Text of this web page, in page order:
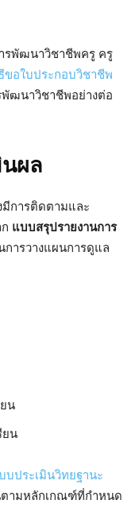
รพัฒนาวิชาชีพครู ครู
ขอใบประกอบวิชาชีพ
ฒนาวิชาชีพอย่างต่อ
ผล
มีการติดตามและ
แบบสรุปรายงานการ
การวางแผนการดูแล
น
ยน
บประเมินวิทยฐานะ
ตามหลักเกณฑ์ที่กำหนด